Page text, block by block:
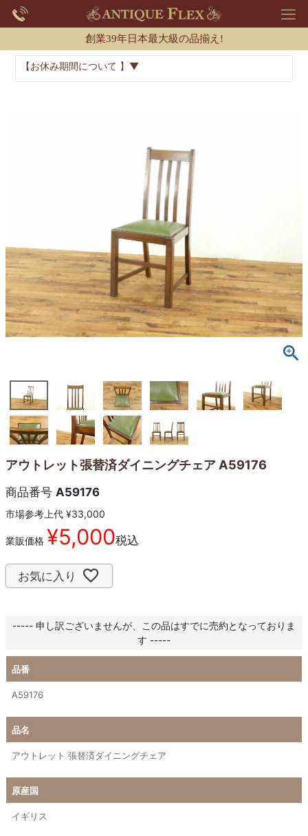
創業39年日本最大級の品揃え!
【お休み期間について 】▼
アウトレット張替済ダイニングチェア A59176
商品番号 A59176
市場参考上代 ¥33,000
業販価格 ¥5,000税込
お気に入り
----- 申し訳ございませんが、この品はすでに売約となっておりま
す -----
品番
A59176
品名
アウトレット 張替済ダイニングチェア
原産国
イギリス